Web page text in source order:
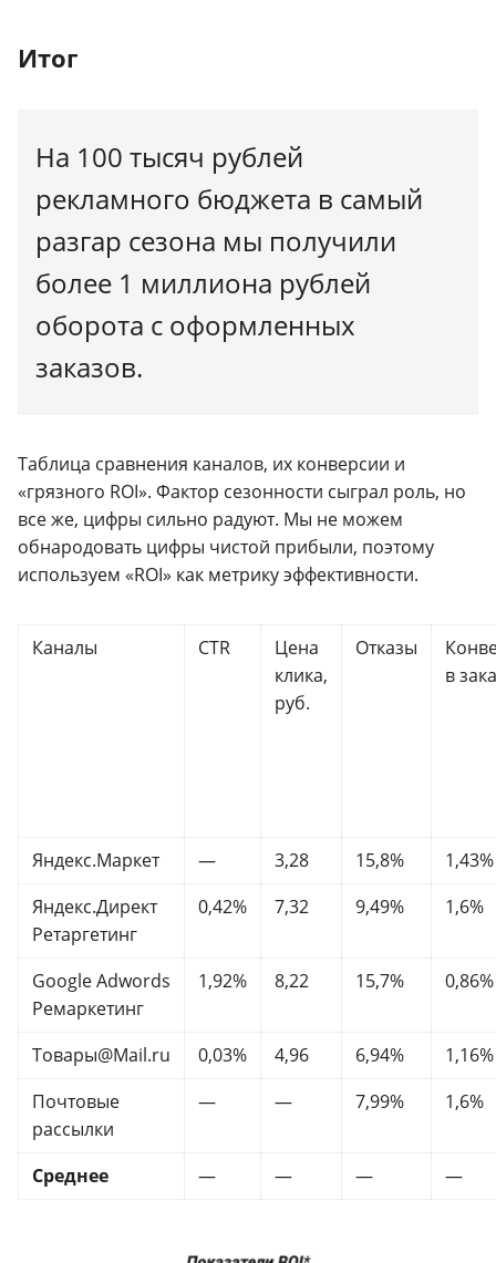
Итог
На 100 тысяч рублей
рекламного бюджета в самый
разгар сезона мы получили
более 1 миллиона рублей
оборота с оформленных
заказов.
Таблица сравнения каналов, их конверсии и
«грязного ROI». Фактор сезонности сыграл роль, но
все же, цифры сильно радуют. Мы не можем
обнародовать цифры чистой прибыли, поэтому
используем «ROI» как метрику эффективности.
Каналы СTR
Цена
клика,
руб.
Отказы
в
Яндекс.Маркет — 3,28 15,8%
1,43%
Яндекс.Директ
Ретаргетинг
0,42% 7,32 9,49% 1,6%
Google Adwords
Ремаркетинг
1,92% 8,22 15,7% 0,86%
Товары@Mail.ru 0,03% 4,96 6,94%
1,16%
Почтовые
рассылки
— — 7,99% 1,6%
Среднее — — — —